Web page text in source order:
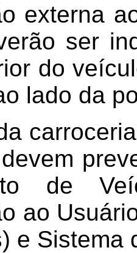
externa
ser
do
lado da
de
ao
e Sistema